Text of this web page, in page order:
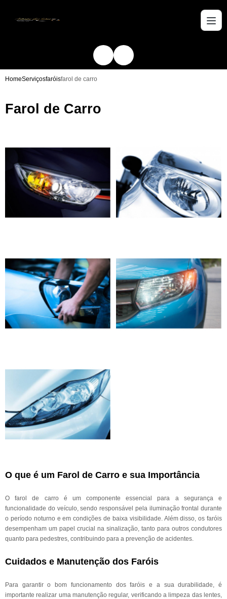
HomeServiçosfaróisfarol de carro
Farol de Carro
O que é um Farol de Carro e sua Importância
O farol de carro é um componente essencial para a segurança e
funcionalidade do veículo, sendo responsável pela iluminação frontal durante
o período noturno e em condições de baixa visibilidade. Além disso, os faróis
desempenham um papel crucial na sinalização, tanto para outros condutores
quanto para pedestres, contribuindo para a prevenção de acidentes.
Cuidados e Manutenção dos Faróis
Para garantir o bom funcionamento dos faróis e a sua durabilidade, é
importante realizar uma manutenção regular, verificando a limpeza das lentes,